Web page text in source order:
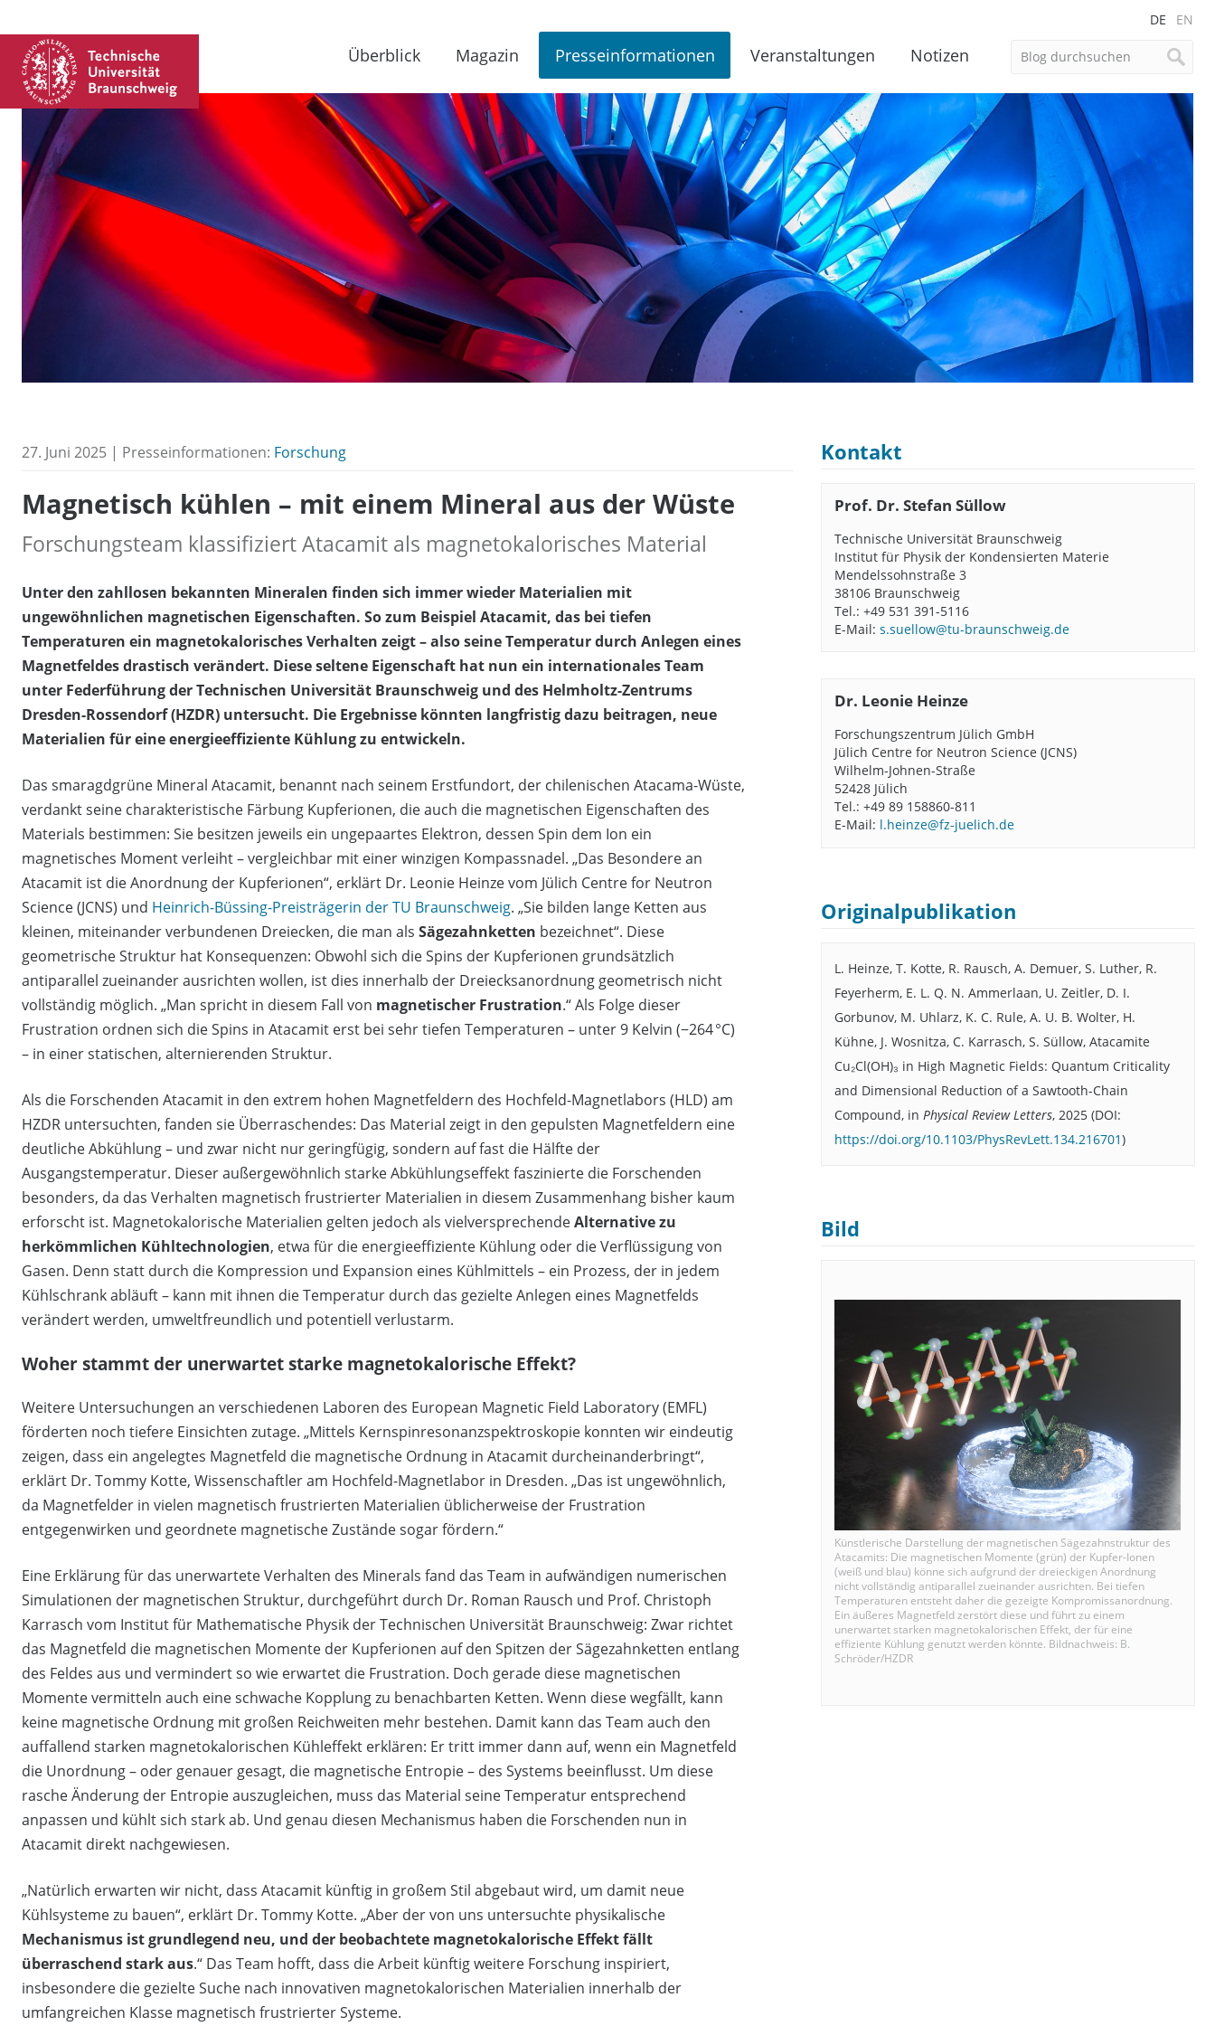
DE EN
Überblick Magazin Presseinformationen Veranstaltungen Notizen
27. Juni 2025 | Presseinformationen: Forschung
Magnetisch kühlen – mit einem Mineral aus der Wüste
Forschungsteam klassifiziert Atacamit als magnetokalorisches Material
Unter den zahllosen bekannten Mineralen finden sich immer wieder Materialien mit
ungewöhnlichen magnetischen Eigenschaften. So zum Beispiel Atacamit, das bei tiefen
Temperaturen ein magnetokalorisches Verhalten zeigt – also seine Temperatur durch Anlegen eines
Magnetfeldes drastisch verändert. Diese seltene Eigenschaft hat nun ein internationales Team
unter Federführung der Technischen Universität Braunschweig und des Helmholtz-Zentrums
Dresden-Rossendorf (HZDR) untersucht. Die Ergebnisse könnten langfristig dazu beitragen, neue
Materialien für eine energieeffiziente Kühlung zu entwickeln.
Das smaragdgrüne Mineral Atacamit, benannt nach seinem Erstfundort, der chilenischen Atacama-Wüste,
verdankt seine charakteristische Färbung Kupferionen, die auch die magnetischen Eigenschaften des
Materials bestimmen: Sie besitzen jeweils ein ungepaartes Elektron, dessen Spin dem Ion ein
magnetisches Moment verleiht – vergleichbar mit einer winzigen Kompassnadel. „Das Besondere an
Atacamit ist die Anordnung der Kupferionen“, erklärt Dr. Leonie Heinze vom Jülich Centre for Neutron
Science (JCNS) und Heinrich-Büssing-Preisträgerin der TU Braunschweig. „Sie bilden lange Ketten aus
kleinen, miteinander verbundenen Dreiecken, die man als Sägezahnketten bezeichnet“. Diese
geometrische Struktur hat Konsequenzen: Obwohl sich die Spins der Kupferionen grundsätzlich
antiparallel zueinander ausrichten wollen, ist dies innerhalb der Dreiecksanordnung geometrisch nicht
vollständig möglich. „Man spricht in diesem Fall von magnetischer Frustration.“ Als Folge dieser
Frustration ordnen sich die Spins in Atacamit erst bei sehr tiefen Temperaturen – unter 9 Kelvin (−264 °C)
– in einer statischen, alternierenden Struktur.
Als die Forschenden Atacamit in den extrem hohen Magnetfeldern des Hochfeld-Magnetlabors (HLD) am
HZDR untersuchten, fanden sie Überraschendes: Das Material zeigt in den gepulsten Magnetfeldern eine
deutliche Abkühlung – und zwar nicht nur geringfügig, sondern auf fast die Hälfte der
Ausgangstemperatur. Dieser außergewöhnlich starke Abkühlungseffekt faszinierte die Forschenden
besonders, da das Verhalten magnetisch frustrierter Materialien in diesem Zusammenhang bisher kaum
erforscht ist. Magnetokalorische Materialien gelten jedoch als vielversprechendeAlternative zu
herkömmlichen Kühltechnologien, etwa für die energieeffiziente Kühlung oder die Verflüssigung von
Gasen. Denn statt durch die Kompression und Expansion eines Kühlmittels – ein Prozess, der in jedem
Kühlschrank abläuft – kann mit ihnen die Temperatur durch das gezielte Anlegen eines Magnetfelds
verändert werden, umweltfreundlich und potentiell verlustarm.
Woher stammt der unerwartet starke magnetokalorische Effekt?
Weitere Untersuchungen an verschiedenen Laboren des European Magnetic Field Laboratory (EMFL)
förderten noch tiefere Einsichten zutage. „Mittels Kernspinresonanzspektroskopie konnten wir eindeutig
zeigen, dass ein angelegtes Magnetfeld die magnetische Ordnung in Atacamit durcheinanderbringt“,
erklärt Dr. Tommy Kotte, Wissenschaftler am Hochfeld-Magnetlabor in Dresden. „Das ist ungewöhnlich,
da Magnetfelder in vielen magnetisch frustrierten Materialien üblicherweise der Frustration
entgegenwirken und geordnete magnetische Zustände sogar fördern.“
Eine Erklärung für das unerwartete Verhalten des Minerals fand das Team in aufwändigen numerischen
Simulationen der magnetischen Struktur, durchgeführt durch Dr. Roman Rausch und Prof. Christoph
Karrasch vom Institut für Mathematische Physik der Technischen Universität Braunschweig: Zwar richtet
das Magnetfeld die magnetischen Momente der Kupferionen auf den Spitzen der Sägezahnketten entlang
des Feldes aus und vermindert so wie erwartet die Frustration. Doch gerade diese magnetischen
Momente vermitteln auch eine schwache Kopplung zu benachbarten Ketten. Wenn diese wegfällt, kann
keine magnetische Ordnung mit großen Reichweiten mehr bestehen. Damit kann das Team auch den
auffallend starken magnetokalorischen Kühleffekt erklären: Er tritt immer dann auf, wenn ein Magnetfeld
die Unordnung – oder genauer gesagt, die magnetische Entropie – des Systems beeinflusst. Um diese
rasche Änderung der Entropie auszugleichen, muss das Material seine Temperatur entsprechend
anpassen und kühlt sich stark ab. Und genau diesen Mechanismus haben die Forschenden nun in
Atacamit direkt nachgewiesen.
„Natürlich erwarten wir nicht, dass Atacamit künftig in großem Stil abgebaut wird, um damit neue
Kühlsysteme zu bauen“, erklärt Dr. Tommy Kotte. „Aber der von uns untersuchte physikalische
Mechanismus ist grundlegend neu, und der beobachtete magnetokalorische Effekt fällt
überraschend stark aus.“ Das Team hofft, dass die Arbeit künftig weitere Forschung inspiriert,
insbesondere die gezielte Suche nach innovativen magnetokalorischen Materialien innerhalb der
umfangreichen Klasse magnetisch frustrierter Systeme.
Kontakt
Prof. Dr. Stefan Süllow
Technische Universität Braunschweig
Institut für Physik der Kondensierten Materie
Mendelssohnstraße 3
38106 Braunschweig
Tel.: +49 531 391-5116
E-Mail:s.suellow@tu-braunschweig.de
Dr. Leonie Heinze
Forschungszentrum Jülich GmbH
Jülich Centre for Neutron Science (JCNS)
Wilhelm-Johnen-Straße
52428 Jülich
Tel.: +49 89 158860-811
E-Mail: l.heinze@fz-juelich.de
Originalpublikation
L. Heinze, T. Kotte, R. Rausch, A. Demuer, S. Luther, R.
Feyerherm, E. L. Q. N. Ammerlaan, U. Zeitler, D. I.
Gorbunov, M. Uhlarz, K. C. Rule, A. U. B. Wolter, H.
Kühne, J. Wosnitza, C. Karrasch, S. Süllow, Atacamite
Cu₂Cl(OH)₃ in High Magnetic Fields: Quantum Criticality
and Dimensional Reduction of a Sawtooth-Chain
Compound, inPhysical Review Letters, 2025 (DOI:
https://doi.org/10.1103/PhysRevLett.134.216701)
Bild
Künstlerische Darstellung der magnetischen Sägezahnstruktur des
Atacamits: Die magnetischen Momente (grün) der Kupfer-Ionen
(weiß und blau) könne sich aufgrund der dreieckigen Anordnung
nicht vollständig antiparallel zueinander ausrichten. Bei tiefen
Temperaturen entsteht daher die gezeigte Kompromissanordnung.
Ein äußeres Magnetfeld zerstört diese und führt zu einem
unerwartet starken magnetokalorischen Effekt, der für eine
effiziente Kühlung genutzt werden könnte. Bildnachweis: B.
Schröder/HZDR